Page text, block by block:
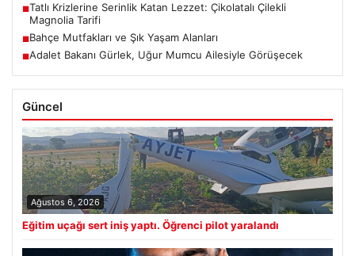
■Tatlı Krizlerine Serinlik Katan Lezzet: Çikolatalı Çilekli
Magnolia Tarifi
■Bahçe Mutfakları ve Şık Yaşam Alanları
■Adalet Bakanı Gürlek, Uğur Mumcu Ailesiyle Görüşecek
Güncel
Ağustos 6, 2026
Eğitim uçağı sert iniş yaptı. Öğrenci pilot yaralandı